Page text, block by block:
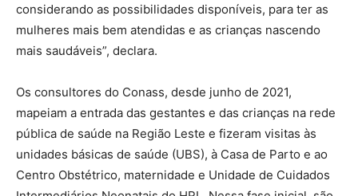
considerando as possibilidades disponíveis, para ter as
mulheres mais bem atendidas e as crianças nascendo
mais saudáveis”, declara.
Os consultores do Conass, desde junho de 2021,
mapeiam a entrada das gestantes e das crianças na rede
pública de saúde na Região Leste e fizeram visitas às
unidades básicas de saúde (UBS), à Casa de Parto e ao
Centro Obstétrico, maternidade e Unidade de Cuidados